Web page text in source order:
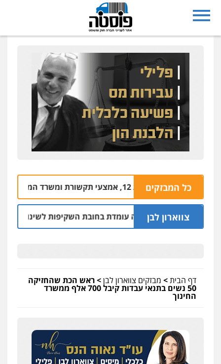
כל המבזקים
תקשורת ומשרד המשפטים
צווארון לבן
המשטרה אינה עומדת בחובת השקיפות לשינוי סף האכיפה
דף הבית> מבזקים צווארון לבן>ראש הכת שהחזיקה
50 נשים בתנאי עבדות קיבל 700 אלף ממשרד
החינוך